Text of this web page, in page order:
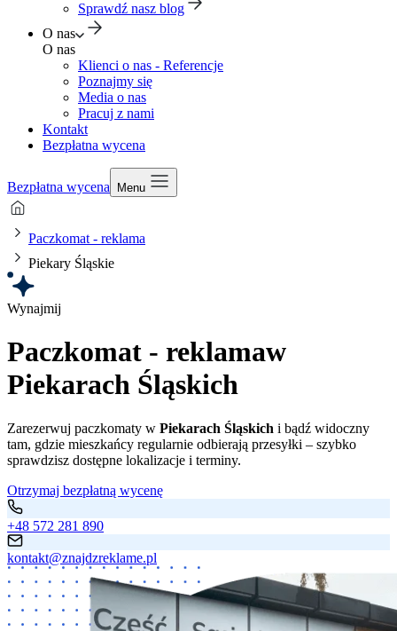
Sprawdź nasz blog
O nas
O nas
Klienci o nas - Referencje
Poznajmy się
Media o nas
Pracuj z nami
Kontakt
Bezpłatna wycena
Bezpłatna wycena Menu
Paczkomat - reklama
Piekary Śląskie
Wynajmij
Paczkomat - reklamaw
Piekarach Śląskich
Zarezerwuj paczkomaty w Piekarach Śląskich i bądź widoczny
tam, gdzie mieszkańcy regularnie odbierają przesyłki – szybko
sprawdzisz dostępne lokalizacje i terminy.
Otrzymaj bezpłatną wycenę
+48 572 281 890
kontakt@znajdzreklame.pl